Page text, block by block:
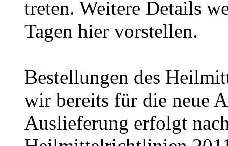
treten. Weitere Details
Tagen hier vorstellen.
Bestellungen des
wir bereits für die neue
Auslieferung erfolgt